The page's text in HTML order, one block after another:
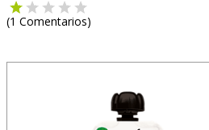
(1 Comentarios)